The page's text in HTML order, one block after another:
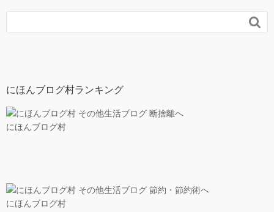

にほんブログ村ランキング
にほんブログ村
にほんブログ村